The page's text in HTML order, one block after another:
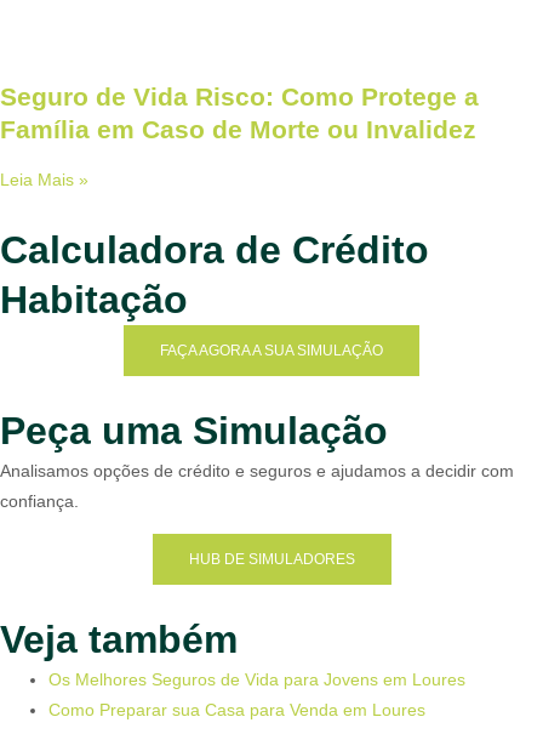
Seguro de Vida Risco: Como Protege a
Família em Caso de Morte ou Invalidez
Leia Mais »
Calculadora de Crédito
Habitação
FAÇA AGORA A SUA SIMULAÇÃO
Peça uma Simulação
Analisamos opções de crédito e seguros e ajudamos a decidir com
confiança.
HUB DE SIMULADORES
Veja também
Os Melhores Seguros de Vida para Jovens em Loures
Como Preparar sua Casa para Venda em Loures